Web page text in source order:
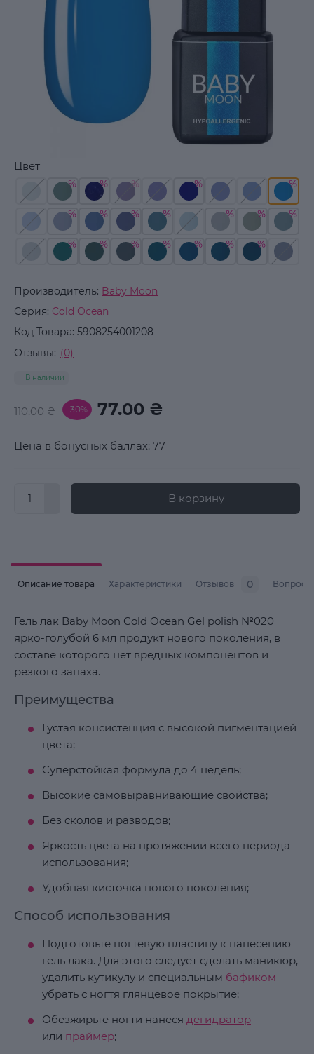
Производитель: Baby Moon
Серия: Cold Ocean
Код Товара: 5908254001208
Отзывы: (0)
В наличии
Цвет
110.00 ₴ -30% 77.00 ₴
Цена в бонусных баллах: 77
В корзину
Описание товара Характеристики Отзывов 0 Вопросы
Гель лак Baby Moon Cold Ocean Gel polish №020
ярко-голубой 6 мл продукт нового поколения, в
составе которого нет вредных компонентов и
резкого запаха.
Преимущества
Густая консистенция с высокой пигментацией
цвета;
Суперстойкая формула до 4 недель;
Высокие самовыравнивающие свойства;
Без сколов и разводов;
Яркость цвета на протяжении всего периода
использования;
Удобная кисточка нового поколения;
Способ использования
Подготовьте ногтевую пластину к нанесению
гель лака. Для этого следует сделать маникюр,
удалить кутикулу и специальным бафиком
убрать с ногтя глянцевое покрытие;
Обезжирьте ногти нанеся дегидратор
или праймер;